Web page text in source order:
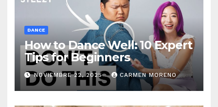
DANCE
How to Dance Well: 10 Expert
Tips for Beginners
NOVIEMBRE 22, 2025 CARMEN MORENO